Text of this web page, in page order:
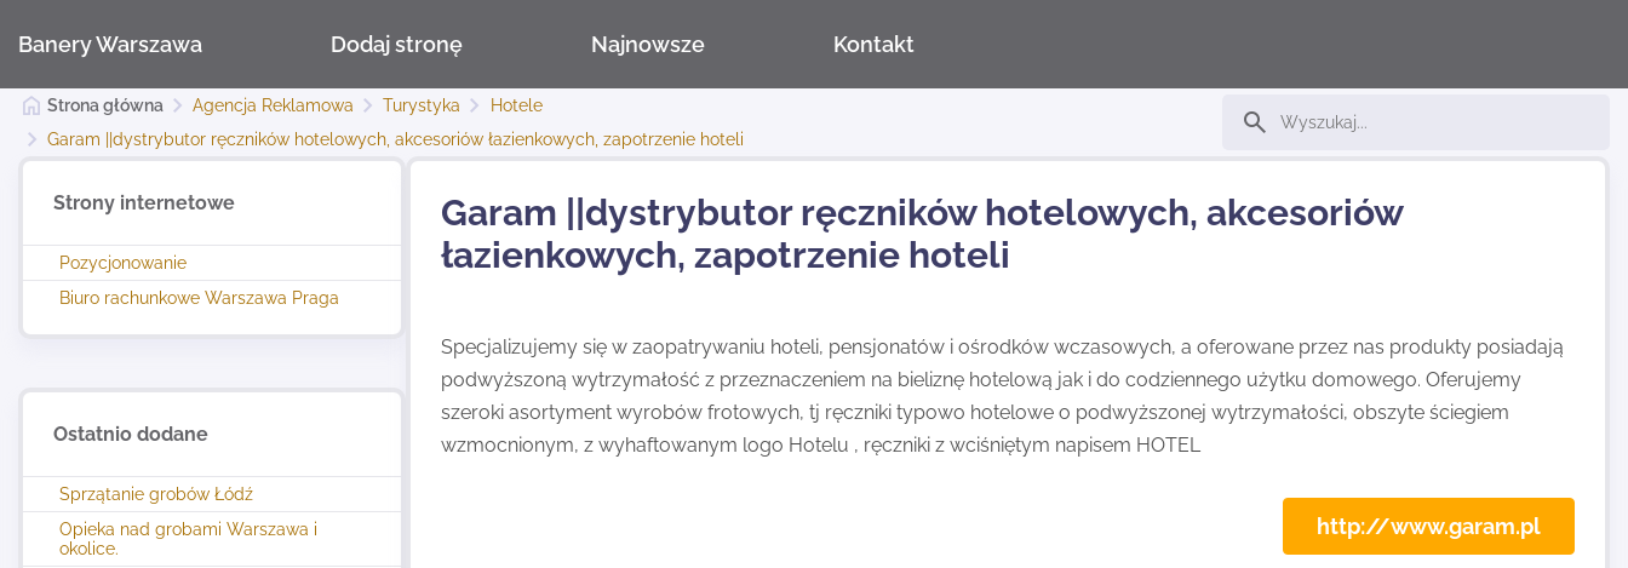
Banery Warszawa Dodaj stronę Najnowsze Kontakt
Strona główna Agencja Reklamowa Turystyka
Hotele
Garam ||dystrybutor ręczników hotelowych, akcesoriów łazienkowych, zapotrzenie hoteli
Strony internetowe
Pozycjonowanie
Biuro rachunkowe Warszawa Praga
Ostatnio dodane
Sprzątanie grobów Łódź
Opieka nad grobami Warszawa i
okolice.
Garam ||dystrybutor ręczników hotelowych, akcesoriów
łazienkowych, zapotrzenie hoteli
Specjalizujemy się w zaopatrywaniu hoteli, pensjonatów i ośrodków wczasowych, a oferowane przez nas produkty posiadają
podwyższoną wytrzymałość z przeznaczeniem na bieliznę hotelową jak i do codziennego użytku domowego. Oferujemy
szeroki asortyment wyrobów frotowych, tj ręczniki typowo hotelowe o podwyższonej wytrzymałości, obszyte ściegiem
wzmocnionym, z wyhaftowanym logo Hotelu , ręczniki z wciśniętym napisem HOTEL
http://www.garam.pl